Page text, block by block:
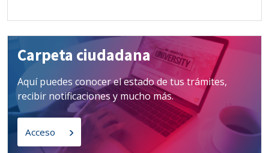
Carpeta ciudadana
Aquí puedes conocer el estado de tus trámites,
recibir notificaciones y mucho más.
Acceso